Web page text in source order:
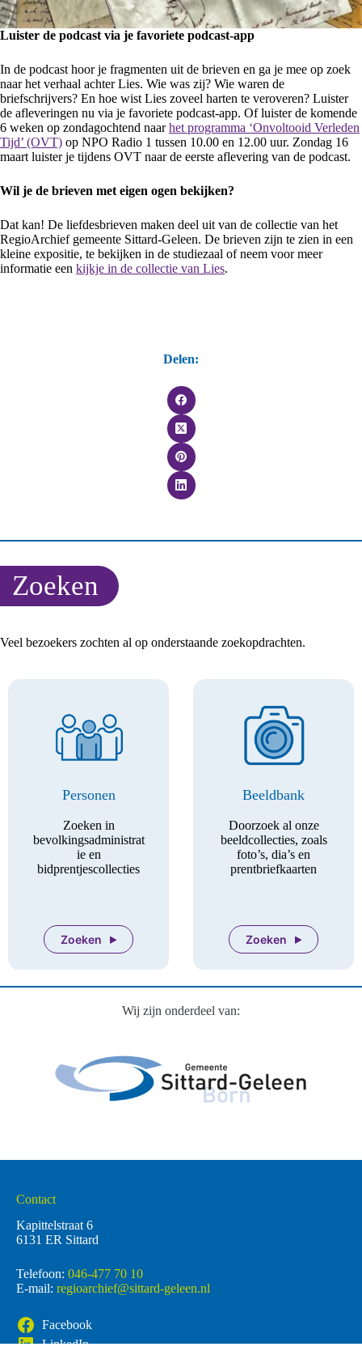
Luister de podcast via je favoriete podcast-app
In de podcast hoor je fragmenten uit de brieven en ga je mee op zoek
naar het verhaal achter Lies. Wie was zij? Wie waren de
briefschrijvers? En hoe wist Lies zoveel harten te veroveren? Luister
de afleveringen nu via je favoriete podcast-app. Of luister de komende
6 weken op zondagochtend naarhet programma ‘Onvoltooid Verleden
Tijd’ (OVT) op NPO Radio 1 tussen 10.00 en 12.00 uur. Zondag 16
maart luister je tijdens OVT naar de eerste aflevering van de podcast.
Wil je de brieven met eigen ogen bekijken?
Dat kan! De liefdesbrieven maken deel uit van de collectie van het
RegioArchief gemeente Sittard-Geleen. De brieven zijn te zien in een
kleine expositie, te bekijken in de studiezaal of neem voor meer
informatie een kijkje in de collectie van Lies.
Delen:
Zoeken
Veel bezoekers zochten al op onderstaande zoekopdrachten.
Personen
Zoeken in
bevolkingsadministrat
ie en
bidprentjescollecties
Zoeken
Beeldbank
Doorzoek al onze
beeldcollecties, zoals
foto’s, dia’s en
prentbriefkaarten
Zoeken
Wij zijn onderdeel van:
Contact
Kapittelstraat 6
6131 ER Sittard
Telefoon: 046-477 70 10
E-mail: regioarchief@sittard-geleen.nl
Facebook
LinkedIn